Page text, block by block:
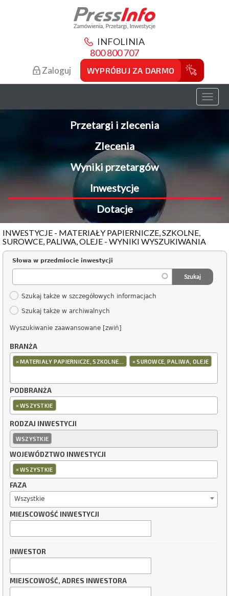
INFOLINIA
800 800 707
Zaloguj WYPRÓBUJ ZA DARMO
Toggle
Przetargi i zlecenia
Zlecenia
Wyniki przetargów
Inwestycje
Dotacje
INWESTYCJE - MATERIAŁY PAPIERNICZE, SZKOLNE,
SUROWCE, PALIWA, OLEJE - WYNIKI WYSZUKIWANIA
Słowa w przedmiocie inwestycji
Szukaj także w szczegółowych informacjach
Szukaj także w archiwalnych
Wyszukiwanie zaawansowane [zwiń]
BRANŻA
×MATERIAŁY PAPIERNICZE, SZKOLNE... ×SUROWCE, PALIWA, OLEJE
PODBRANŻA
×WSZYSTKIE
RODZAJ INWESTYCJI
WSZYSTKIE
WOJEWÓDZTWO INWESTYCJI
×WSZYSTKIE
FAZA
Wszystkie
MIEJSCOWOŚĆ INWESTYCJI
INWESTOR
MIEJSCOWOŚĆ, ADRES INWESTORA